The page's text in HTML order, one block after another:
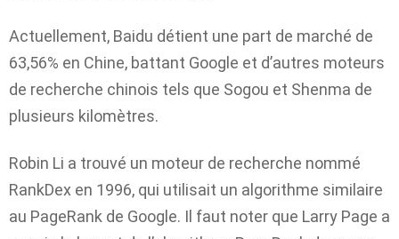
Actuellement, Baidu détient une part de marché de
63,56% en Chine, battant Google et d’autres moteurs
de recherche chinois tels que Sogou et Shenma de
plusieurs kilomètres.
Robin Li a trouvé un moteur de recherche nommé
RankDex en 1996, qui utilisait un algorithme similaire
au PageRank de Google. Il faut noter que Larry Page a